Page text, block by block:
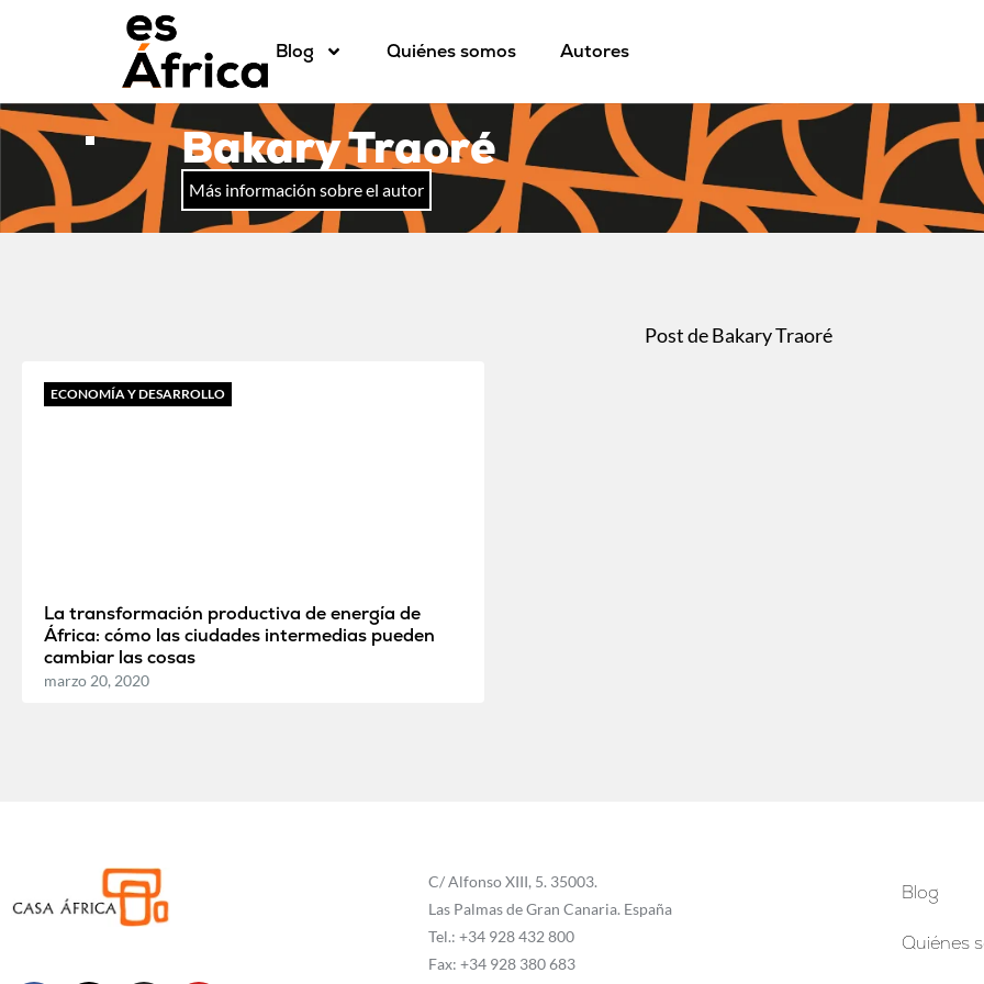
Blog Quiénes somos Autores
Bakary Traoré
Más información sobre el autor
Post de Bakary Traoré
ECONOMÍA Y DESARROLLO
La transformación productiva de energía de
África: cómo las ciudades intermedias pueden
cambiar las cosas
marzo 20, 2020
C/ Alfonso XIII, 5. 35003.
Las Palmas de Gran Canaria. España
Tel.: +34 928 432 800
Fax: +34 928 380 683
Blog
Quiénes